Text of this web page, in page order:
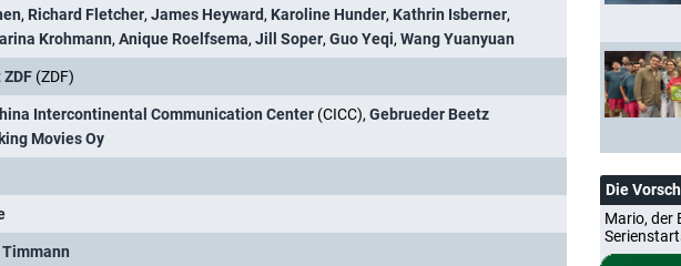
, Richard Fletcher, James Heyward, Karoline Hunder, Kathrin Isberner,
Krohmann, Anique Roelfsema, Jill Soper, Guo Yeqi, Wang Yuanyuan
ZDF (ZDF)
Intercontinental Communication Center (CICC), Gebrueder Beetz
Movies Oy
Die
Mario, der